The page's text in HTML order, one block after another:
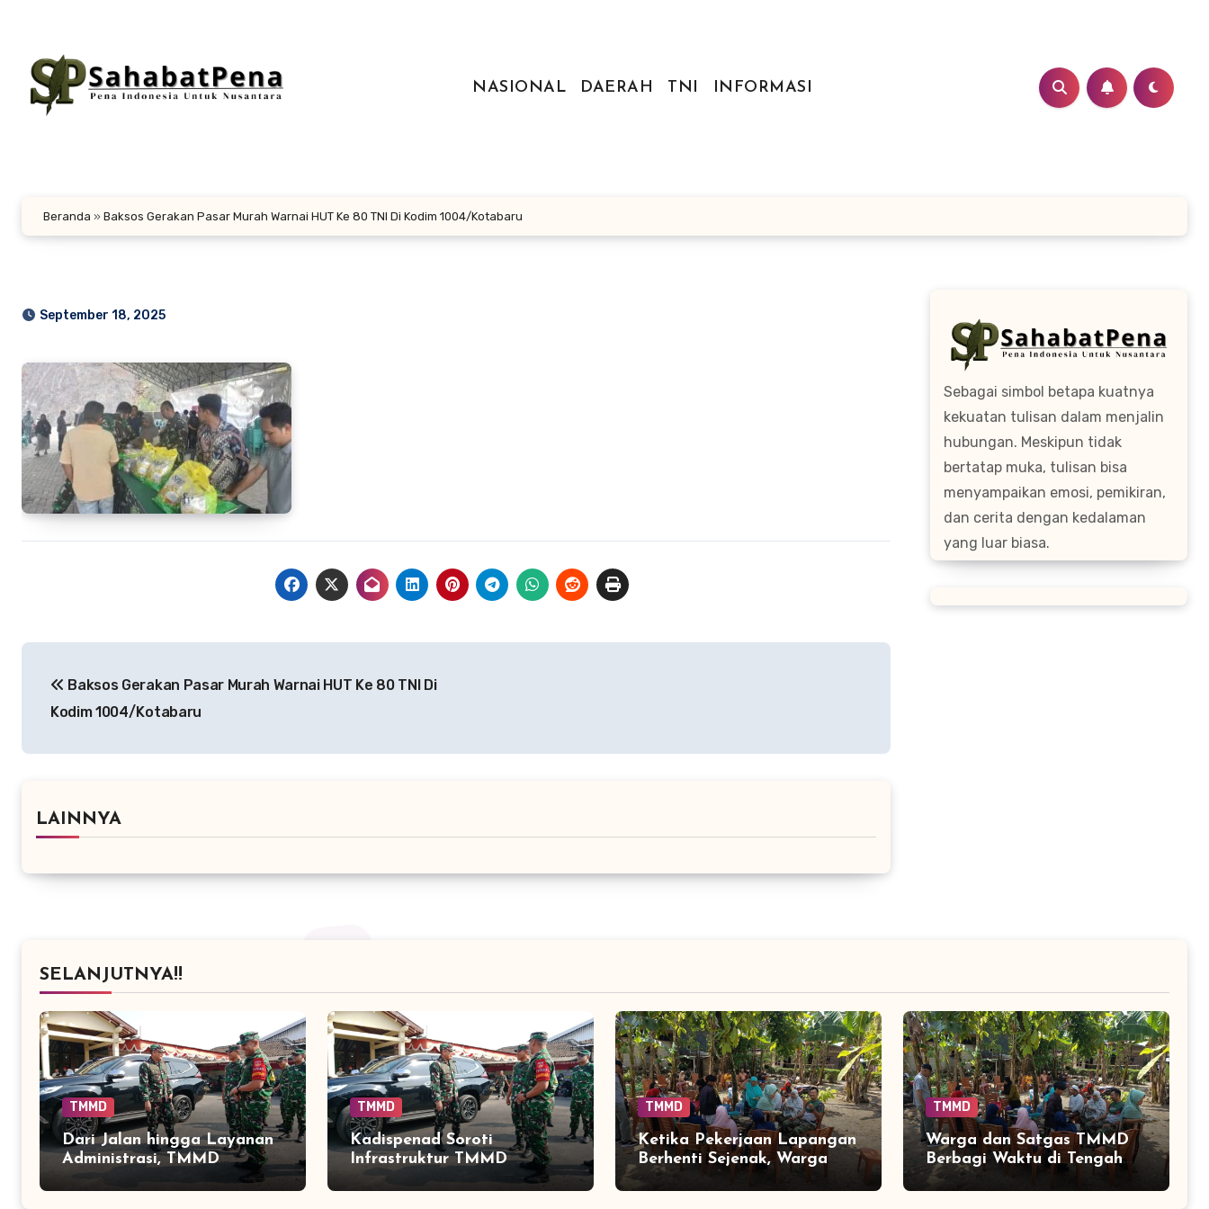
konten
NASIONAL
DAERAH TNI INFORMASI
Beranda » Baksos Gerakan Pasar Murah Warnai HUT Ke 80 TNI Di Kodim 1004/Kotabaru
September 18, 2025
pos Baksos Gerakan Pasar Murah Warnai HUT Ke 80 TNI Di
Kodim 1004/Kotabaru
LAINNYA
Sebagai simbol betapa kuatnya
kekuatan tulisan dalam menjalin
hubungan. Meskipun tidak
bertatap muka, tulisan bisa
menyampaikan emosi, pemikiran,
dan cerita dengan kedalaman
yang luar biasa.
SELANJUTNYA!!
TMMD
Dari Jalan hingga Layanan
Administrasi, TMMD
Sukoharjo Menyentuh
Kebutuhan Dasar Warga
TMMD
Kadispenad Soroti
Infrastruktur TMMD
Sukoharjo, Jembatan dan
Talut Disiapkan Buka Akses
TMMD
Ketika Pekerjaan Lapangan
Berhenti Sejenak, Warga
Tadang Palie Duduk
Bersama Satgas
TMMD
Warga dan Satgas TMMD
Berbagi Waktu di Tengah
Pembangunan Jembatan
Tadang Palie